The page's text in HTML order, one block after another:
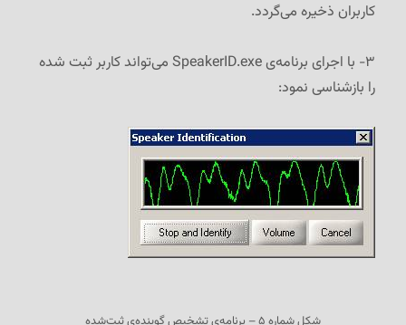
کاربران ذخیره می‌گردد.
۳- با اجرای برنامه‌ی SpeakerID.exe می‌تواند کاربر ثبت شده
را بازشناسی نمود:
شکل شماره ۵ – برنامه‌ی تشخیص گوینده‌ی ثبت‌شده